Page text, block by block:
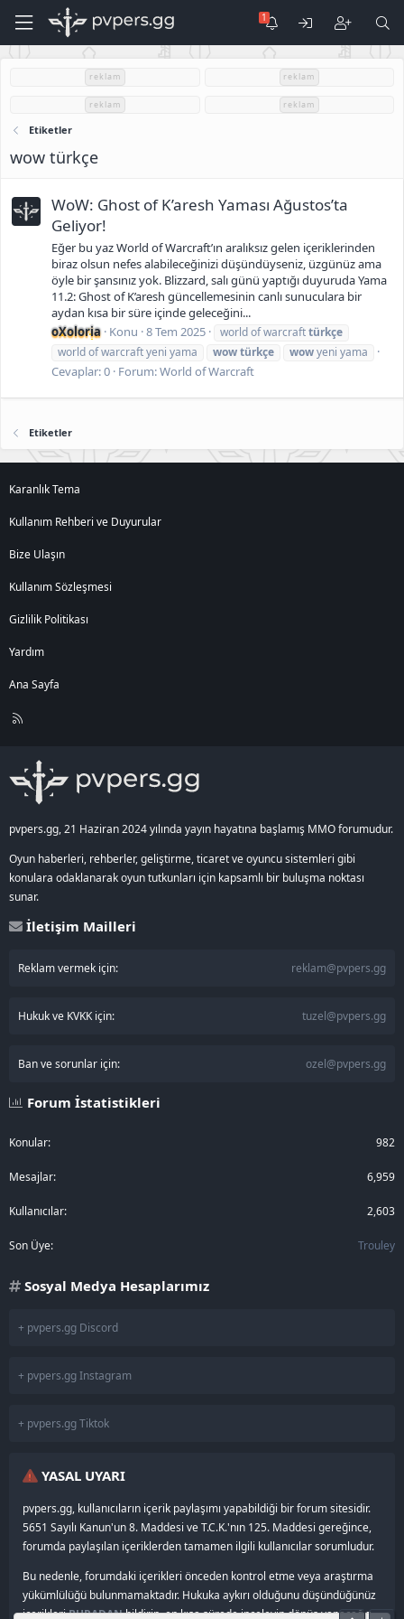
reklam reklam
reklam reklam
Etiketler
wow türkçe
WoW: Ghost of K’aresh Yaması Ağustos’ta
Geliyor!
Eğer bu yaz World of Warcraft’ın aralıksız gelen içeriklerinden
biraz olsun nefes alabileceğinizi düşündüyseniz, üzgünüz ama
öyle bir şansınız yok. Blizzard, salı günü yaptığı duyuruda Yama
11.2: Ghost of K’aresh güncellemesinin canlı sunuculara bir
aydan kısa bir süre içinde geleceğini...
oXoloria Konu 8 Tem 2025 world of warcrafttürkçe
world of warcraft yeni yama
wowtürkçe wowyeni yama
Cevaplar: 0 Forum:World of Warcraft
Etiketler
Karanlık Tema
Kullanım Rehberi ve Duyurular
Bize Ulaşın
Kullanım Sözleşmesi
Gizlilik Politikası
Yardım
Ana Sayfa
R
pvpers.gg, 21 Haziran 2024 yılında yayın hayatına başlamış MMO forumudur.
Oyun haberleri, rehberler, geliştirme, ticaret ve oyuncu sistemleri gibi
konulara odaklanarak oyun tutkunları için kapsamlı bir buluşma noktası
sunar.
İletişim Mailleri
Reklam vermek için: reklam@pvpers.gg
Hukuk ve KVKK için: tuzel@pvpers.gg
Ban ve sorunlar için: ozel@pvpers.gg
Forum İstatistikleri
Konular 982
Mesajlar 6,959
Kullanıcılar 2,603
Son Üye Trouley
Sosyal Medya Hesaplarımız
+ pvpers.gg Discord
+ pvpers.gg Instagram
+ pvpers.gg Tiktok
YASAL UYARI
pvpers.gg, kullanıcıların içerik paylaşımı yapabildiği bir forum sitesidir.
5651 Sayılı Kanun'un 8. Maddesi ve T.C.K.'nın 125. Maddesi gereğince,
forumda paylaşılan içeriklerden tamamen ilgili kullanıcılar sorumludur.
Bu nedenle, forumdaki içerikleri önceden kontrol etme veya araştırma
yükümlülüğü bulunmamaktadır. Hukuka aykırı olduğunu düşündüğünüz
içerikleriBURADANbildirin, en kısa sürede inceleyip dönüş yapacağız.